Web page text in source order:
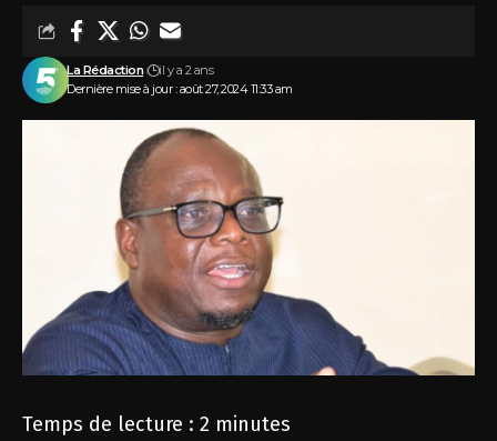
Dernière mise à jour : août 27, 2024 11:33 am
La Rédaction il y a 2 ans
Temps de lecture : 2 minutes